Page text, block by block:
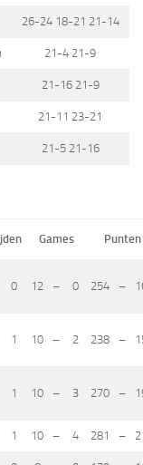
26-24 18-21 21-14
21-4 21-9
21-16 21-9
21-11 23-21
21-5 21-16
Games Punten
0 12 – 0 254 –
1 10 – 2 238 –
1 10 – 3 270 –
1 10 – 4 281 –